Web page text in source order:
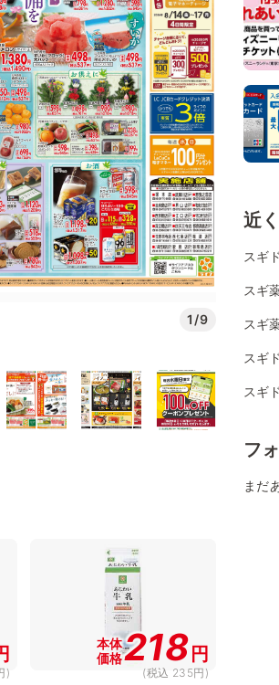
1/9
)
本体
価格218 円
(税込 235円)
近
スギ
スギ
スギ
スギ
スギ
フ
まだ